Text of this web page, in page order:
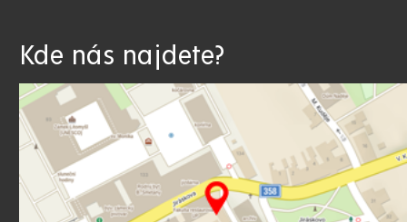
Kde nás najdete?